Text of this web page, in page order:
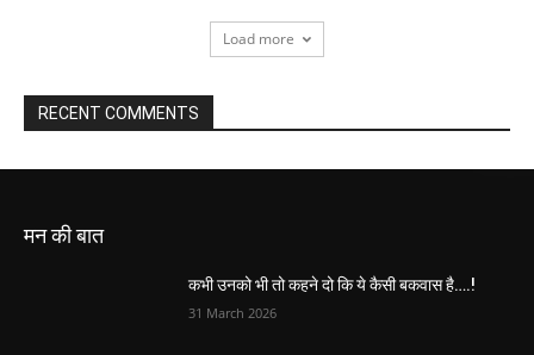
Load more
RECENT COMMENTS
मन की बात
कभी उनको भी तो कहने दो कि ये कैसी बकवास है….!
31 March 2026